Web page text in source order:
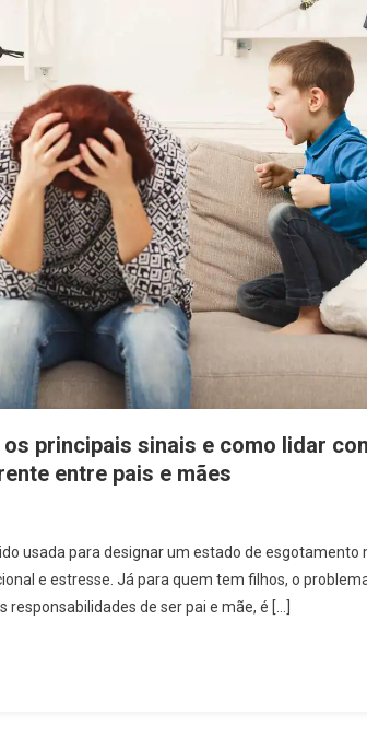
principais sinais e como lidar
entre pais e mães
usada para designar um estado de esgotamento
e estresse. Já para quem tem filhos, o
de ser pai e mãe, é […]